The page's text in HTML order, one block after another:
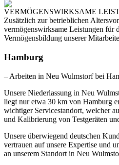
VERMÖGENSWIRKSAME
Zusätzlich zur betrieblichen
vermögenswirksame Leistungen für
Vermögensbildung unserer
Hamburg
– Arbeiten in Neu Wulmstorf bei
Unsere Niederlassung in Neu
liegt nur etwa 30 km von Hamburg
wichtiger Servicestandort, welcher
und Kalibrierung von Testgeräten
Unsere überwiegend deutschen
vertrauen auf unsere Expertise und
an unserem Standort in Neu